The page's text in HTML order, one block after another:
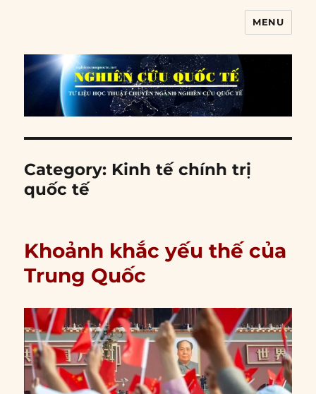
MENU
Category: Kinh tế chính trị
quốc tế
Khoảnh khắc yếu thế của
Trung Quốc